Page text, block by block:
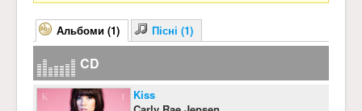
Альбоми (1) Пісні (1)
CD
Kiss